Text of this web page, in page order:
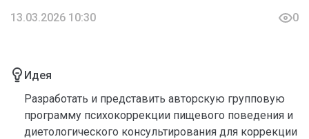
13.03.2026 10:30 0
Идея
Разработать и представить авторскую групповую
программу психокоррекции пищевого поведения и
диетологического консультирования для коррекции